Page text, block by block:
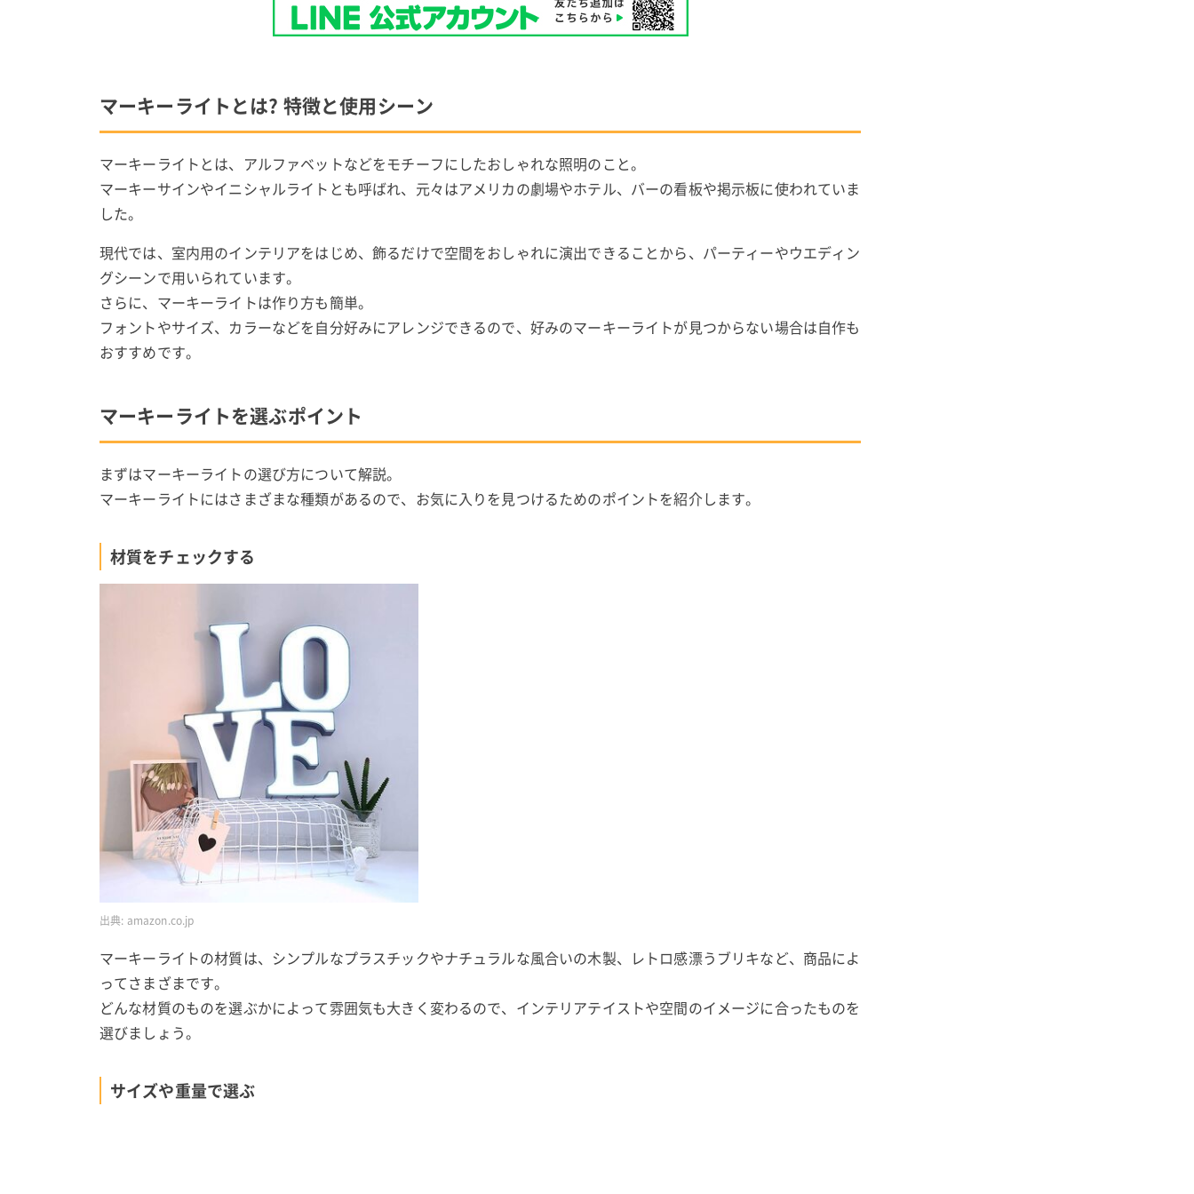
マーキーライトとは? 特徴と使用シーン
マーキーライトとは、アルファベットなどをモチーフにしたおしゃれな照明のこと。
マーキーサインやイニシャルライトとも呼ばれ、元々はアメリカの劇場やホテル、バーの看板や掲示板に使われていま
した。
現代では、室内用のインテリアをはじめ、飾るだけで空間をおしゃれに演出できることから、パーティーやウエディン
グシーンで用いられています。
さらに、マーキーライトは作り方も簡単。
フォントやサイズ、カラーなどを自分好みにアレンジできるので、好みのマーキーライトが見つからない場合は自作も
おすすめです。
マーキーライトを選ぶポイント
まずはマーキーライトの選び方について解説。
マーキーライトにはさまざまな種類があるので、お気に入りを見つけるためのポイントを紹介します。
材質をチェックする
出典: amazon.co.jp
マーキーライトの材質は、シンプルなプラスチックやナチュラルな風合いの木製、レトロ感漂うブリキなど、商品によ
ってさまざまです。
どんな材質のものを選ぶかによって雰囲気も大きく変わるので、インテリアテイストや空間のイメージに合ったものを
選びましょう。
サイズや重量で選ぶ